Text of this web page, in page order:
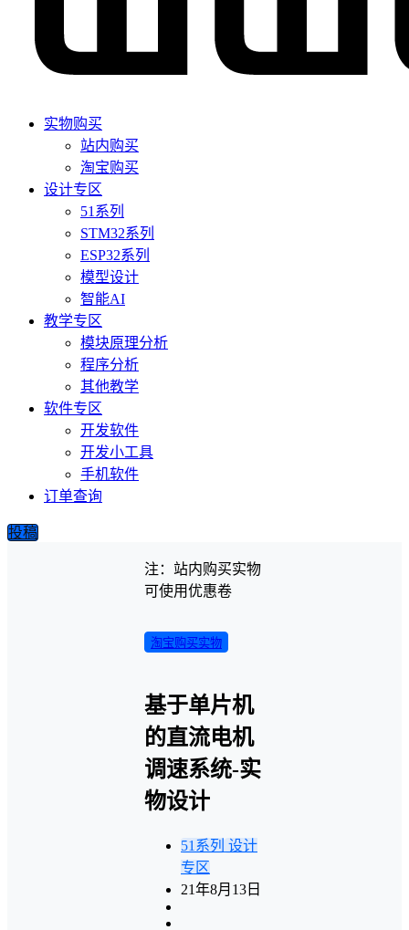
实物购买
站内购买
淘宝购买
设计专区
51系列
STM32系列
ESP32系列
模型设计
智能AI
教学专区
模块原理分析
程序分析
其他教学
软件专区
开发软件
开发小工具
手机软件
订单查询
投稿
注：站内购买实物
可使用优惠卷
淘宝购买实物
基于单片机
的直流电机
调速系统-实
物设计
51系列 设计
专区
21年8月13日